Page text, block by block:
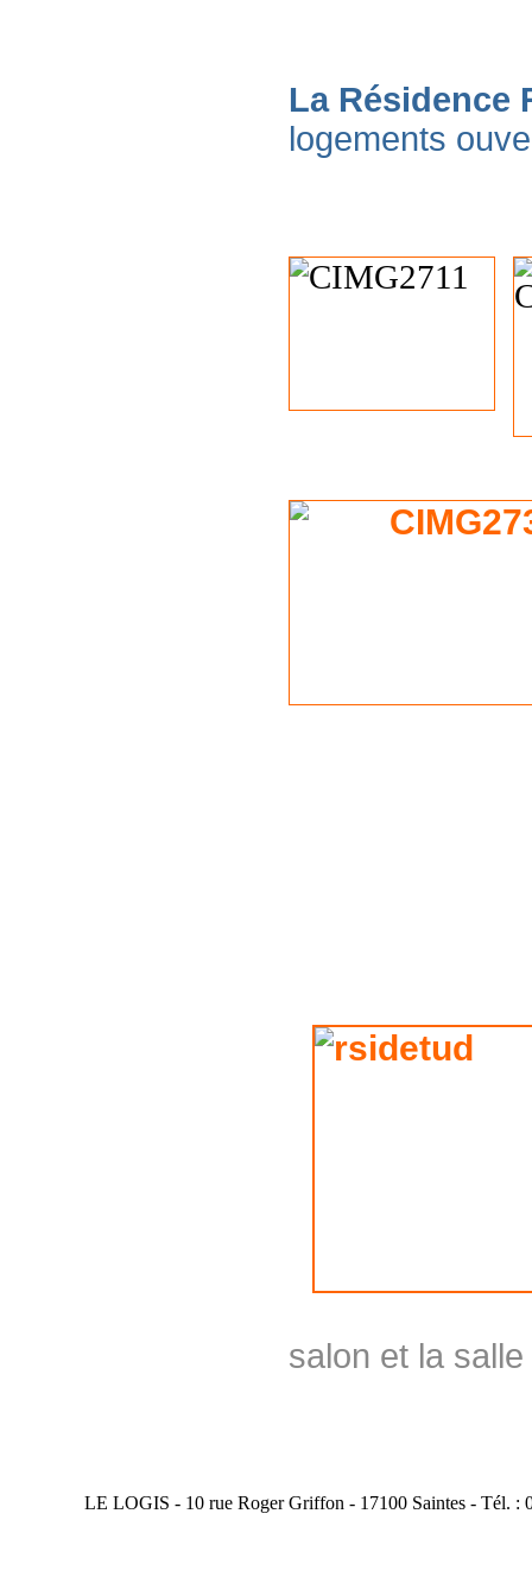
La Résidence
logements
salon et la
LE LOGIS - 10 rue Roger Griffon - 17100 Saintes - Tél. :